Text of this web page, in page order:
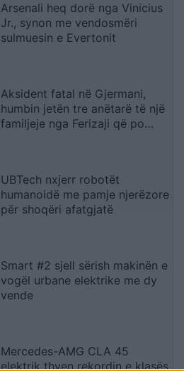
Arsenali heq dorë nga Vinicius
Jr., synon me vendosmëri
sulmuesin e Evertonit
Aksident fatal në Gjermani,
humbin jetën tre anëtarë të një
familjeje nga Ferizaji që po
UBTech nxjerr robotët
humanoidë me pamje njerëzore
për shoqëri afatgjatë
Smart #2 sjell sërish makinën e
vogël urbane elektrike me dy
vende
Mercedes-AMG CLA 45
elektrik thyen rekordin e klasës